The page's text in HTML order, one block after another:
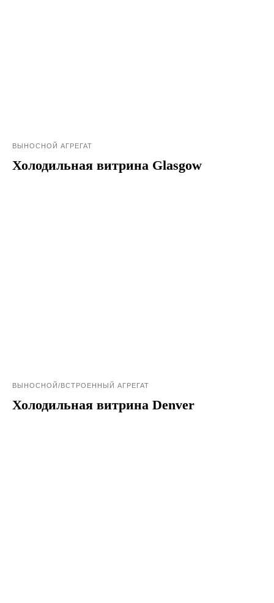
ВЫНОСНОЙ АГРЕГАТ
Холодильная витрина Glasgow
ВЫНОСНОЙ/ВСТРОЕННЫЙ АГРЕГАТ
Холодильная витрина Denver